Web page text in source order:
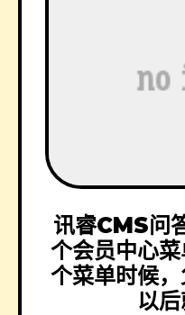
讯睿CMS问
个会员中心
个菜单时候
以